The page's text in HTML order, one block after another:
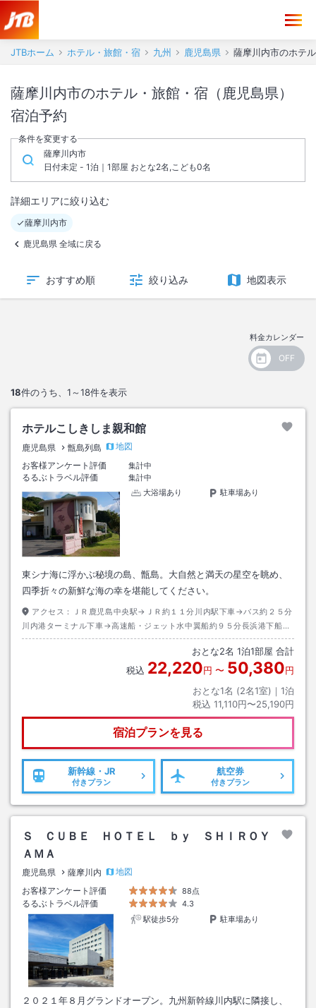
JTBホーム ホテル・旅館・宿 九州 鹿児島県 薩摩川内市のホテ
薩摩川内市のホテル・旅館・宿（鹿児島県）
宿泊予約
条件を変更する
薩摩川内市
日付未定 - 1泊｜1部屋 おとな2名,こども0名
詳細エリアに絞り込む
薩摩川内市
鹿児島県 全域に戻る
おすすめ順 絞り込み 地図表示
料金カレンダー
18件のうち、 1～18件を表示
ホテルこしきしま親和館
鹿児島県 甑島列島
地図
お客様アンケート評価
集計中
るるぶトラベル評価
集計中
大浴場あり
駐車場あり
東シナ海に浮かぶ秘境の島、甑島。大自然と満天の星空を眺め、
四季折々の新鮮な海の幸を堪能してください。
アクセス：
ＪＲ鹿児島中央駅→ＪＲ約１１分川内駅下車→バス約２５分
川内港ターミナル下車→高速船・ジェット水中翼船約９５分長浜港下船→
徒歩約１５分またはタクシー約３分
おとな2名 1泊1部屋 合計
税込 22,220円 〜 50,380円
おとな1名 (2名1室)｜ 1泊
税込 11,110円〜25,190円
宿泊プランを見る
新幹線・JR
付きプラン
航空券
付きプラン
Ｓ ＣＵＢＥ ＨＯＴＥＬ ｂｙ ＳＨＩＲＯＹ
ＡＭＡ
鹿児島県 薩摩川内
地図
お客様アンケート評価
88点
るるぶトラベル評価
4.3
駅徒歩5分
駐車場あり
２０２１年８月グランドオープン。九州新幹線川内駅に隣接し、